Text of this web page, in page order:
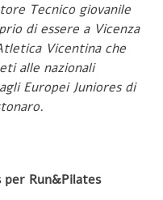
Tecnico giovanile
di essere a Vicenza
Vicentina che
alle nazionali
Europei Juniores di
per Run&Pilates